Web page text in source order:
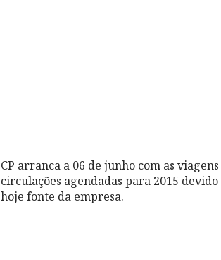
CP arranca a 06 de junho com as
circulações agendadas para 2015
hoje fonte da empresa.